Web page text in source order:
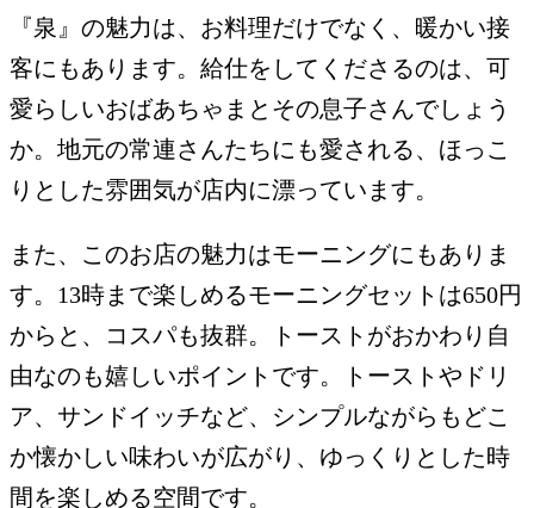
『泉』の魅力は、お料理だけでなく、暖かい接
客にもあります。給仕をしてくださるのは、可
愛らしいおばあちゃまとその息子さんでしょう
か。地元の常連さんたちにも愛される、ほっこ
りとした雰囲気が店内に漂っています。
また、このお店の魅力はモーニングにもありま
す。13時まで楽しめるモーニングセットは650円
からと、コスパも抜群。トーストがおかわり自
由なのも嬉しいポイントです。トーストやドリ
ア、サンドイッチなど、シンプルながらもどこ
か懐かしい味わいが広がり、ゆっくりとした時
間を楽しめる空間です。